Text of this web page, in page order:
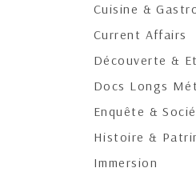
Cuisine &
Current Affairs
Découverte &
Docs Longs
Enquête &
Histoire &
Immersion